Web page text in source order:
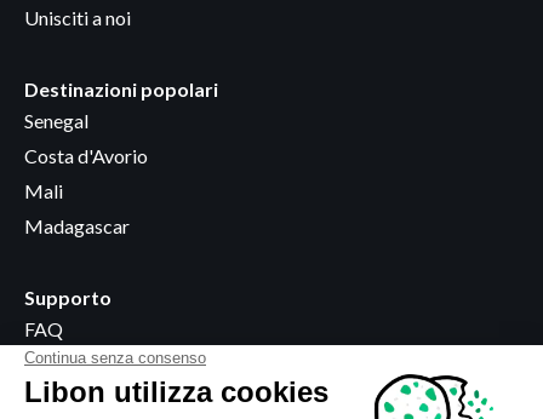
Unisciti a noi
Destinazioni popolari
Senegal
Costa d'Avorio
Mali
Madagascar
Supporto
FAQ
Diventare rivenditore
Dove acquistare